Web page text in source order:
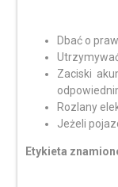
Dbać o
Zaciski
Rozlany
Jeżeli
Etykieta